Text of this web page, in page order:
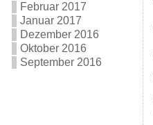
Februar 2017
Januar 2017
Dezember 2016
Oktober 2016
September 2016